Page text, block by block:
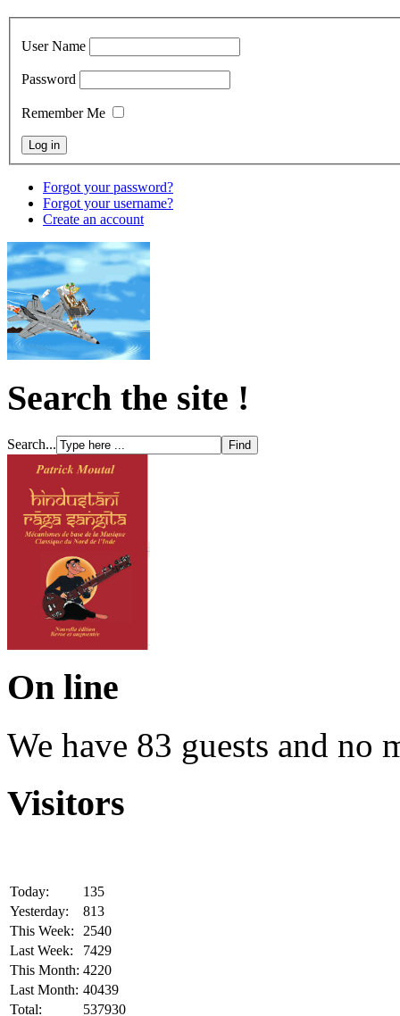
User Name
Password
Remember Me
Forgot your password?
Forgot your username?
Create an account
Search the site !
Search...
On line
We have 83 guests and no
Visitors
Today:
135
Yesterday:
813
This Week:
2540
Last Week:
7429
This Month: 4220
Last Month: 40439
Total:
537930